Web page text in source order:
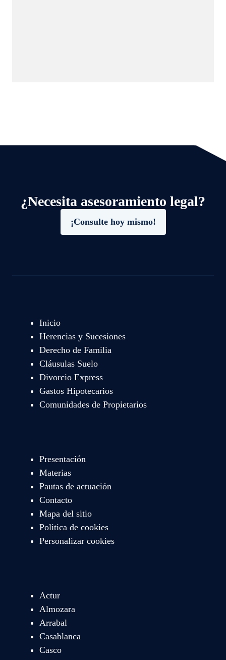
¿Necesita asesoramiento legal?
¡Consulte hoy mismo!
Inicio
Herencias y Sucesiones
Derecho de Familia
Cláusulas Suelo
Divorcio Express
Gastos Hipotecarios
Comunidades de Propietarios
Presentación
Materias
Pautas de actuación
Contacto
Mapa del sitio
Politica de cookies
Personalizar cookies
Actur
Almozara
Arrabal
Casablanca
Casco